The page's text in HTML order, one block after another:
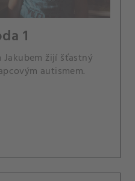
1
autismem.